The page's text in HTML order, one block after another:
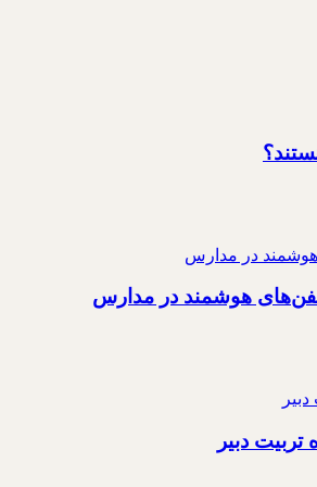
هوشمند در مدارس
دبیر